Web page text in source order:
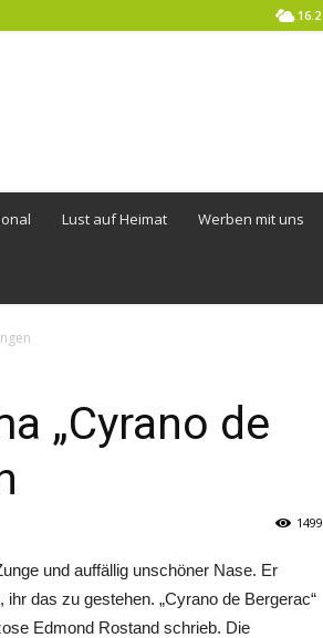
16.2
Lust auf Heimat Werben mit uns
„Cyrano de
1499
und auffällig unschöner Nase. Er
das zu gestehen. „Cyrano de Bergerac“
Edmond Rostand schrieb. Die